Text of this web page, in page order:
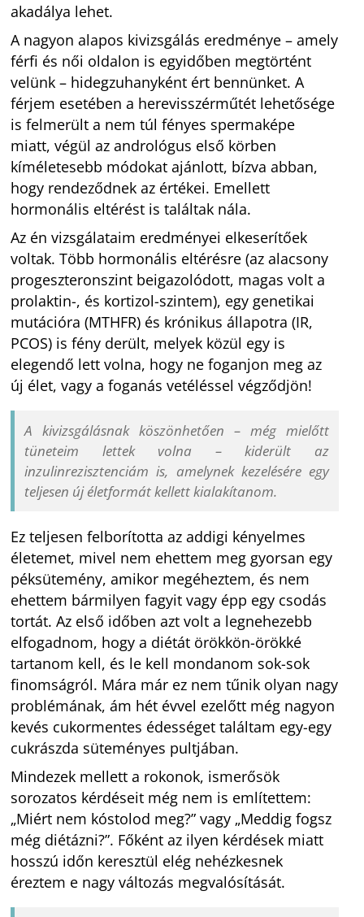
akadálya lehet.
A nagyon alapos kivizsgálás eredménye – amely
férfi és női oldalon is egyidőben megtörtént
velünk – hidegzuhanyként ért bennünket. A
férjem esetében a herevisszérműtét lehetősége
is felmerült a nem túl fényes spermaképe
miatt, végül az andrológus első körben
kíméletesebb módokat ajánlott, bízva abban,
hogy rendeződnek az értékei. Emellett
hormonális eltérést is találtak nála.
Az én vizsgálataim eredményei elkeserítőek
voltak. Több hormonális eltérésre (az alacsony
progeszteronszint beigazolódott, magas volt a
prolaktin-, és kortizol-szintem), egy genetikai
mutációra (MTHFR) és krónikus állapotra (IR,
PCOS) is fény derült, melyek közül egy is
elegendő lett volna, hogy ne foganjon meg az
új élet, vagy a foganás vetéléssel végződjön!
A kivizsgálásnak köszönhetően – még mielőtt
tüneteim lettek volna – kiderült az
inzulinrezisztenciám is, amelynek kezelésére egy
teljesen új életformát kellett kialakítanom.
Ez teljesen felborította az addigi kényelmes
életemet, mivel nem ehettem meg gyorsan egy
péksütemény, amikor megéheztem, és nem
ehettem bármilyen fagyit vagy épp egy csodás
tortát. Az első időben azt volt a legnehezebb
elfogadnom, hogy a diétát örökkön-örökké
tartanom kell, és le kell mondanom sok-sok
finomságról. Mára már ez nem tűnik olyan nagy
problémának, ám hét évvel ezelőtt még nagyon
kevés cukormentes édességet találtam egy-egy
cukrászda süteményes pultjában.
Mindezek mellett a rokonok, ismerősök
sorozatos kérdéseit még nem is említettem:
„Miért nem kóstolod meg?” vagy „Meddig fogsz
még diétázni?”. Főként az ilyen kérdések miatt
hosszú időn keresztül elég nehézkesnek
éreztem e nagy változás megvalósítását.